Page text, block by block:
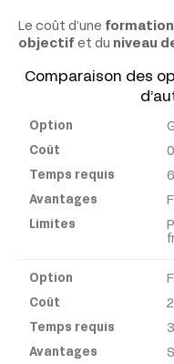
Le coût d’une formation
objectif et du niveau
Comparaison des
Option
Coût
Avantages
Limites